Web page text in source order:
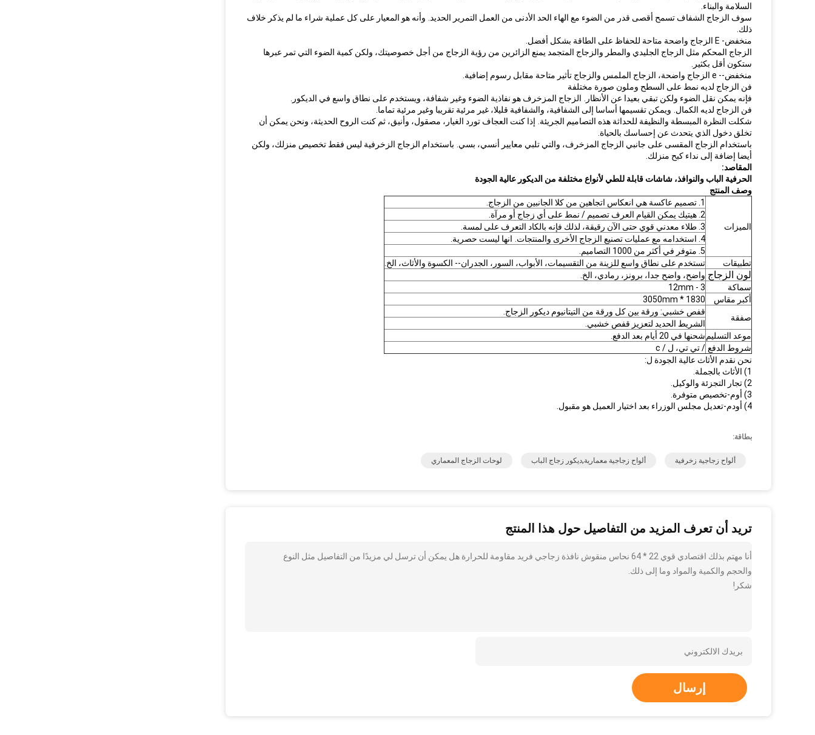
السلامة والبناء.
سوف الزجاج الشفاف تسمح أقصى قدر من الضوء مع الهاء الحد الأدنى من العمل التمرير الحديد.
وأنه هو المعيار على كل عملية شراء ما لم يذكر خلاف
ذلك.
منخفض- E الزجاج واضحة متاحة للحفاظ على الطاقة بشكل أفضل.
الزجاج المحكم مثل الزجاج الجليدي والمطر والزجاج المتجمد يمنع الزائرين من رؤية الزجاج من أجل خصوصيتك، ولكن كمية الضوء التي تمر عبرها
ستكون أقل بكثير.
منخفض-- e الزجاج واضحة، الزجاج الملمس والزجاج تأثير متاحة مقابل رسوم إضافية.
فن الزجاج لديه نمط على السطح وملون صورة مختلفة
فإنه يمكن نقل الضوء ولكن تبقي بعيدا عن الأنظار.
الزجاج المزخرف هو نفاذية الضوء وغير شفافة، ويستخدم على نطاق واسع في الديكور.
فن الزجاج لديه الكمال. ويمكن تقسيمها أساسا إلى الشفافية، والشفافية قليلا، غير مرئية تقريبا وغير مرئية تماما.
شكلت النظرة المبسطة والنظيفة للحداثة هذه التصاميم الجريئة. إذا كنت العجاف تورد الغيار، مصقول، وأنيق، ثم كنت الروح الحديثة، ونحن يمكن أن
تخلق دخول الذي يتحدث عن إحساسك بالحياة.
باستخدام الزجاج المقسى على جانبي الزجاج المزخرف، والتي تلبي معايير أنسي، بسي. باستخدام الزجاج الزخرفية ليس فقط تخصيص منزلك، ولكن
أيضا إضافة إلى نداء كبح منزلك.
المقاصد:
الحرفية الباب والنوافذ، شاشات قابلة للطي لأنواع مختلفة من الديكور عالية الجودة
وصف المنتج
الميزات
1. تصميم عاكسة هي انعكاس اتجاهين من كلا الجانبين من الزجاج.
2. هيتيك يمكن القيام العرف تصميم / نمط على أي زجاج أو مرآة.
3. طلاء معدني قوي حتى الآن رقيقة، لذلك فإنه بالكاد التعرف على لمسة.
4. استخدامه مع عمليات تصنيع الزجاج الأخرى والمنتجات.
انها ليست حصرية.
5. متوفر في أكثر من 1000 التصاميم.
تطبيقات
تستخدم على نطاق واسع للزينة من التقسيمات، الأبواب، السور، الجدران-- الكسوة والأثاث، الخ.
لون الزجاج واضح، واضح جدا، برونز، رمادي، الخ.
سماكة
3 - 12mm
أكبر مقاس
1830 * 3050mm
صفقة
قفص خشبي: ورقة بين كل ورقة من التيتانيوم ديكور الزجاج.
الشريط الحديد لتعزيز قفص خشبي.
موعد التسليم شحنها في 20 أيام بعد الدفع.
شروط الدفع / تي تي، ل / c
نحن نقدم الأثاث عالية الجودة ل:
1) الأثاث بالجملة.
2) تجار التجزئة والوكيل.
3) أوم-تخصيص متوفرة.
4) أودم-تعديل مجلس الوزراء بعد اختيار العميل هو مقبول.
بطاقة:
ألواح زجاجية زخرفية ألواح زجاجية معمارية,ديكور زجاج الباب لوحات الزجاج المعماري
تريد أن تعرف المزيد من التفاصيل حول هذا المنتج
أنا مهتم بذلك اقتصادي قوي 22 * ​​64 نحاس منقوش نافذة زجاجي فريد مقاومة للحرارة هل يمكن أن ترسل لي مزيدًا من التفاصيل مثل النوع
والحجم والكمية والمواد وما إلى ذلك.
شكر!
إرسال